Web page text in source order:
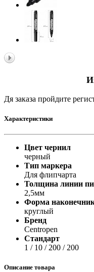
Дя заказа пройдите
Характеристики
Цвет чернил
черный
Тип маркера
Для флипчарта
Толщина линии
2,5мм
Форма
круглый
Бренд
Centropen
Стандарт
1 / 10 / 200 / 200
Описание товара